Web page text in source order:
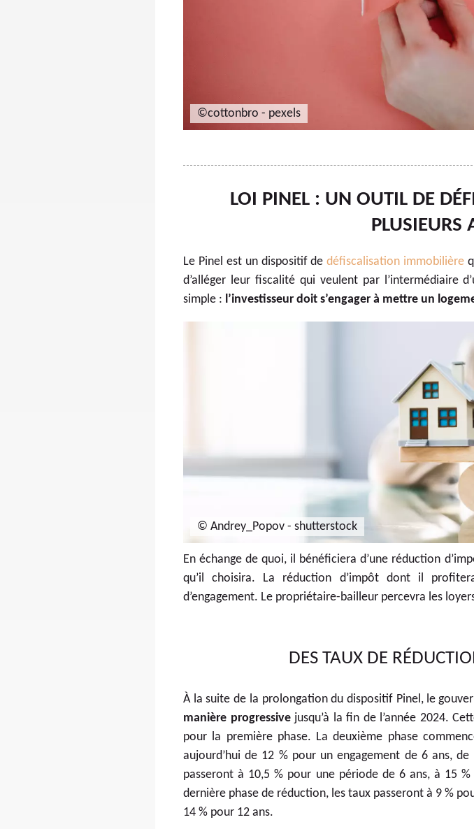
©cottonbro - pexels
LOI PINEL : UN OUTIL DE
PLUSIEURS
Le Pinel est un dispositif dedéfiscalisation immobilière
d’alléger leur fiscalité qui veulent par l’intermédiaire
simple : l’investisseur doit s’engager à mettre un
© Andrey_Popov - shutterstock
En échange de quoi, il bénéficiera d’une réduction
qu’il choisira. La réduction d’impôt dont il
d’engagement. Le propriétaire-bailleur percevra les
DES TAUX DE
À la suite de la prolongation du dispositif Pinel, le
manière progressivejusqu’à la fin de l’année 2024.
pour la première phase. La deuxième phase
aujourd’hui de 12 % pour un engagement de 6 ans,
passeront à 10,5 % pour une période de 6 ans, à 15
dernière phase de réduction, les taux passeront à 9 %
14 % pour 12 ans.